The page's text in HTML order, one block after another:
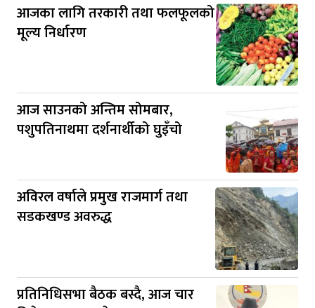
आजका लागि तरकारी तथा फलफूलको
मूल्य निर्धारण
आज साउनको अन्तिम सोमबार,
पशुपतिनाथमा दर्शनार्थीको घुइँचो
अविरल वर्षाले प्रमुख राजमार्ग तथा
सडकखण्ड अवरुद्ध
प्रतिनिधिसभा बैठक बस्दै, आज चार